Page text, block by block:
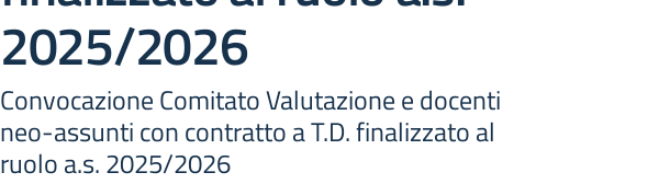
2025/2026
Convocazione Comitato Valutazione e docenti
neo-assunti con contratto a T.D. finalizzato al
ruolo a.s. 2025/2026